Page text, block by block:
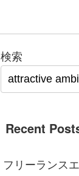
検索
Recent
フリーランス